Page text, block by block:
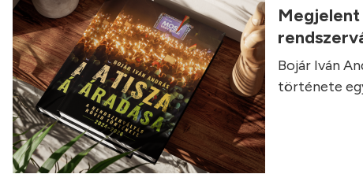
Megjelent
Bojár Iván
története